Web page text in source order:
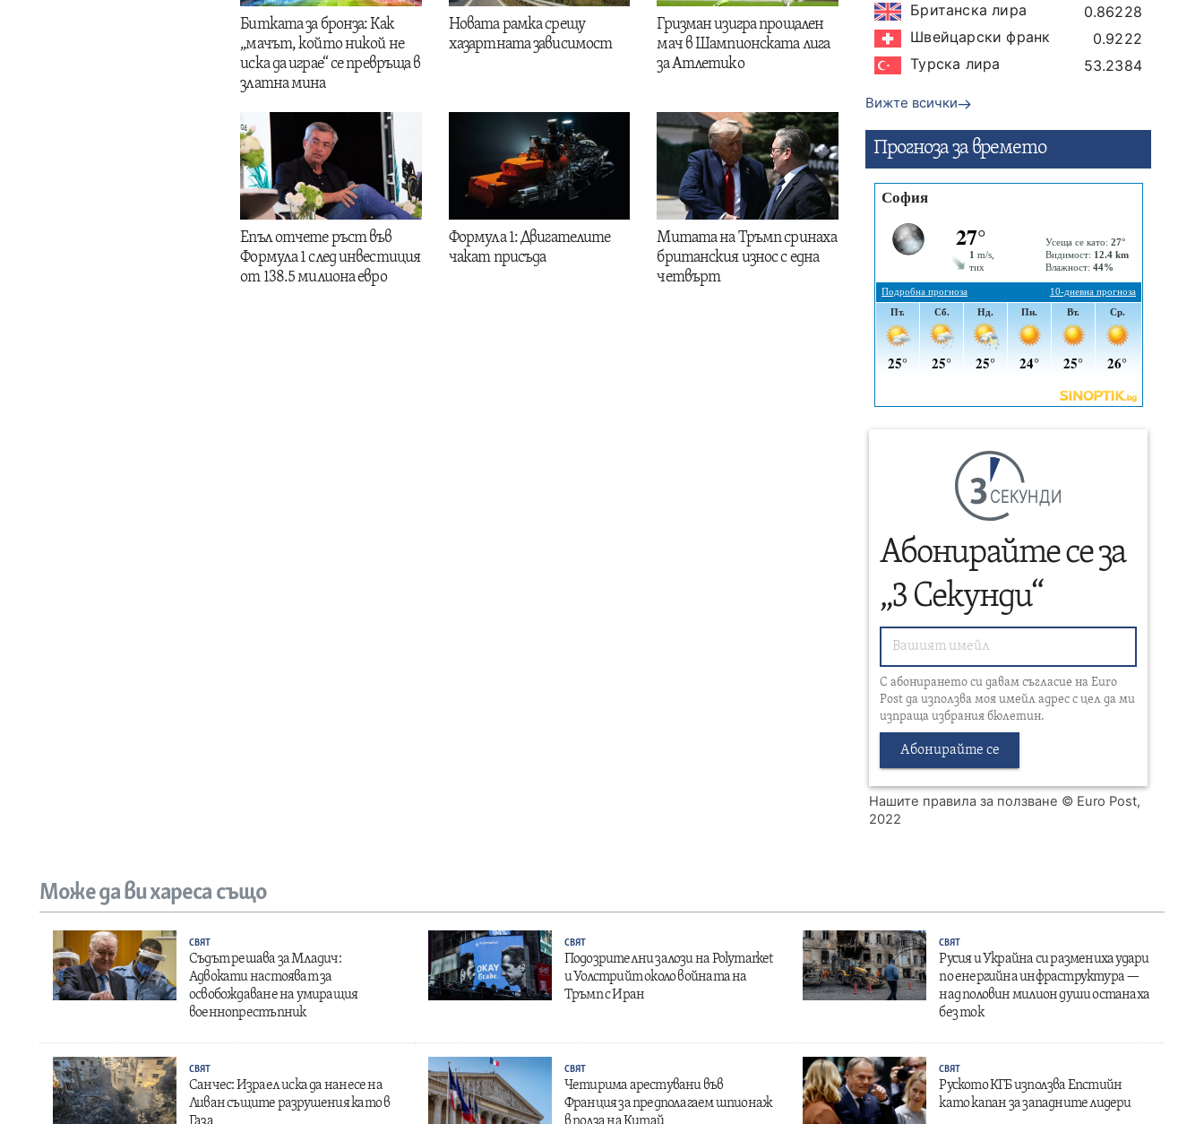
Битката за бронза: Как
„мачът, който никой не
иска да играе“ се превръща в
златна мина
Новата рамка срещу
хазартната зависимост
Гризман изигра прощален
мач в Шампионската лига
за Атлетико
Епъл отчете ръст във
Формула 1 след инвестиция
от 138.5 милиона евро
Формула 1: Двигателите
чакат присъда
Митата на Тръмп сринаха
британския износ с една
четвърт
Британска лира
0.86228
Швейцарски франк
0.9222
Турска лира
53.2384
Вижте всички
Прогнозa за времето
СЕКУНДИ
Абонирайте се за
„3 Секунди“
С абонирането си давам съгласие на Euro
Post да използва моя имейл адрес с цел да ми
изпраща избрания бюлетин.
Абонирайте се
Нашите правила за ползване © Euro Post,
2022
Може да ви хареса също
СВЯТ
Съдът решава за Младич:
Адвокати настояват за
освобождаване на умиращия
военнопрестъпник
СВЯТ
Подозрителни залози на Polymarket
и Уолстрийт около войната на
Тръмп с Иран
СВЯТ
Русия и Украйна си размениха удари
по енергийна инфраструктура —
над половин милион души останаха
без ток
СВЯТ
Санчес: Израел иска да нанесе на
Ливан същите разрушения като в
СВЯТ
Четирима арестувани във
Франция за предполагаем шпионаж
СВЯТ
Руското КГБ използва Епстийн
като капан за западните лидери